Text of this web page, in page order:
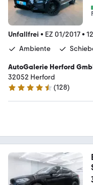
Unfallfrei • EZ 01/2017•
Ambiente
AutoGalerie Herford
32052 Herford
4.5 Sterne
(128)